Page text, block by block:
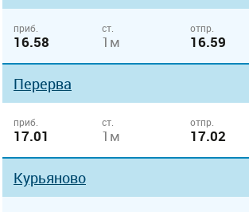
приб.
16.58
ст.
1м
отпр.
16.59
Перерва
приб.
17.01
ст.
1м
отпр.
17.02
Курьяново